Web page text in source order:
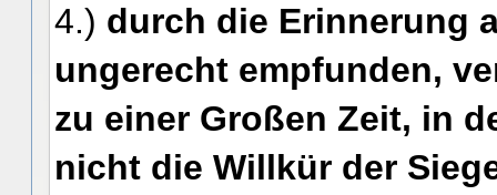
4.) durch die Erinnerung
ungerecht empfunden,
zu einer Großen Zeit, in
nicht die Willkür der